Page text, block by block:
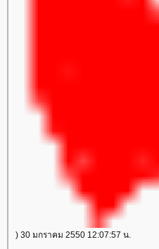
) 30 มกราคม 2550 12:07:57 น.